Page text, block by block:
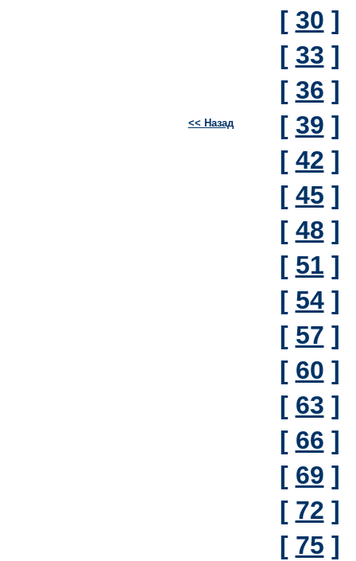
<< Назад
[ 30 ]
[ 33 ]
[ 36 ]
[ 39 ]
[ 42 ]
[ 45 ]
[ 48 ]
[ 51 ]
[ 54]
[ 57 ]
[ 60 ]
[ 63 ]
[ 66 ]
[ 69 ]
[ 72 ]
[ 75 ]